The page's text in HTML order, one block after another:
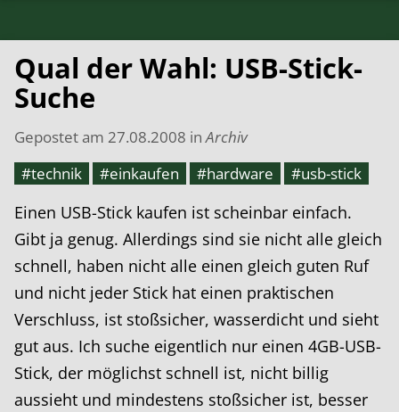
Qual der Wahl: USB-Stick-
Suche
Gepostet am 27.08.2008 inArchiv
#technik
#einkaufen #hardware
#usb-stick
Einen USB-Stick kaufen ist scheinbar einfach.
Gibt ja genug. Allerdings sind sie nicht alle gleich
schnell, haben nicht alle einen gleich guten Ruf
und nicht jeder Stick hat einen praktischen
Verschluss, ist stoßsicher, wasserdicht und sieht
gut aus. Ich suche eigentlich nur einen 4GB-USB-
Stick, der möglichst schnell ist, nicht billig
aussieht und mindestens stoßsicher ist, besser